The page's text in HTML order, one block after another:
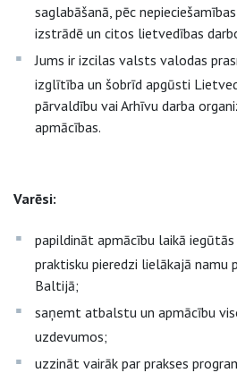
saglabāšanā, pēc
izstrādē un citos lietvedības
Jums ir izcilas valsts valodas
izglītība un šobrīd apgūsti
pārvaldību vai Arhīvu darba
apmācības.
Varēsi:
papildināt apmācību laikā
praktisku pieredzi lielākajā namu
Baltijā;
saņemt atbalstu un apmācību
uzdevumos;
uzzināt vairāk par prakses